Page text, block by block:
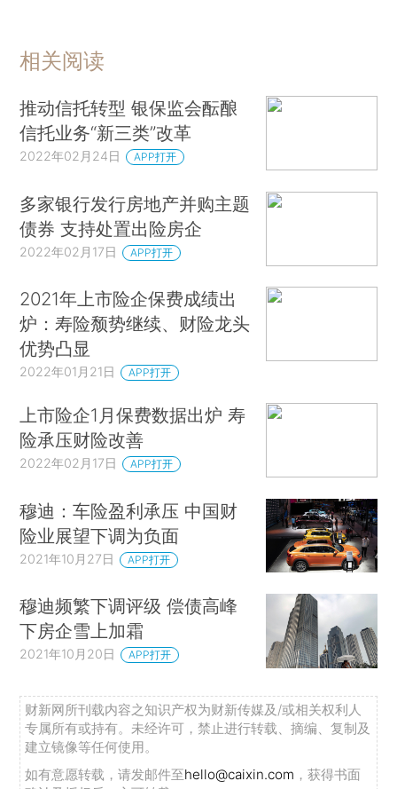
相关阅读
推动信托转型 银保监会酝酿
信托业务“新三类”改革
2022年02月24日 APP打开
多家银行发行房地产并购主题
债券 支持处置出险房企
2022年02月17日 APP打开
2021年上市险企保费成绩出
炉：寿险颓势继续、财险龙头
优势凸显
2022年01月21日 APP打开
上市险企1月保费数据出炉 寿
险承压财险改善
2022年02月17日 APP打开
穆迪：车险盈利承压 中国财
险业展望下调为负面
2021年10月27日 APP打开
穆迪频繁下调评级 偿债高峰
下房企雪上加霜
2021年10月20日 APP打开
财新网所刊载内容之知识产权为财新传媒及/或相关权利人
专属所有或持有。未经许可，禁止进行转载、摘编、复制及
建立镜像等任何使用。
如有意愿转载，请发邮件至hello@caixin.com ，获得书面